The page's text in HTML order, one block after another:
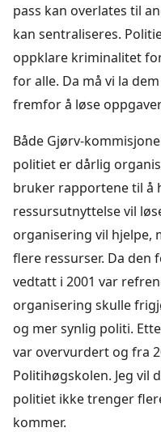
pass kan overlates til
kan sentraliseres.
oppklare kriminalitet
for alle. Da må vi la
fremfor å løse
Både Gjørv-
politiet er dårlig
bruker rapportene til å
ressursutnyttelse vil
organisering vil hjelpe,
flere ressurser. Da
vedtatt i 2001 var
organisering skulle
og mer synlig politi.
var overvurdert og fra
Politihøgskolen. Jeg vil
politiet ikke trenger
kommer.